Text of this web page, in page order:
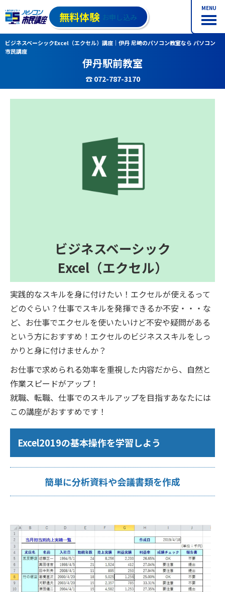
MENU
無料体験 お申し込み
ビジネスベーシックExcel（エクセル）講座｜伊丹 尼崎のパソコン教室なら パソコン
市民講座
伊丹駅前教室
☎ 072-787-3170
ビジネスベーシック
Excel（エクセル）
実践的なスキルを身に付けたい！エクセルが使えるって
どのぐらい？仕事でスキルを発揮できるか不安・・・な
ど、お仕事でエクセルを使いたいけど不安や疑問がある
という方におすすめ！エクセルのビジネススキルをしっ
かりと身に付けませんか？
お仕事で求められる効率を重視した内容だから、自然と
作業スピードがアップ！
就職、転職、仕事でのスキルアップを目指すあなたには
この講座がおすすめです！
Excel2019の基本操作を学習しよう
簡単に分析資料や会議書類を作成